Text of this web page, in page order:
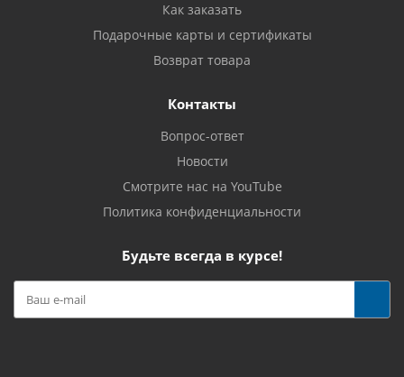
Как заказать
Подарочные карты и сертификаты
Возврат товара
Контакты
Вопрос-ответ
Новости
Смотрите нас на YouTube
Политика конфиденциальности
Будьте всегда в курсе!